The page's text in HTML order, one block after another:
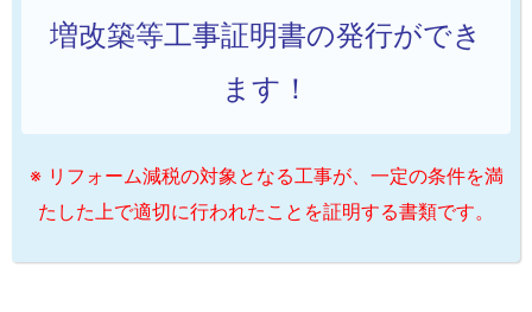
増改築等工事証明書の発行ができ
ます！
※ リフォーム減税の対象となる工事が、一定の条件を満
たした上で適切に行われたことを証明する書類です。